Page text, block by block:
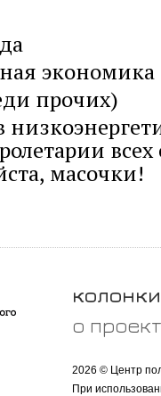
экономика
прочих)
всех
масочки!
колонки
о
2026 © Центр
При